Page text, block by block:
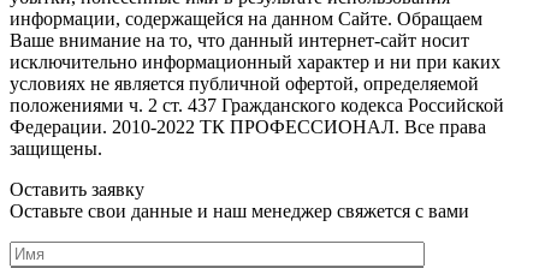
информации, содержащейся на данном Сайте. Обращаем
Ваше внимание на то, что данный интернет-сайт носит
исключительно информационный характер и ни при каких
условиях не является публичной офертой, определяемой
положениями ч. 2 ст. 437 Гражданского кодекса Российской
Федерации. 2010-2022 ТК ПРОФЕССИОНАЛ. Все права
защищены.
Оставить заявку
Оставьте свои данные и наш менеджер свяжется с вами